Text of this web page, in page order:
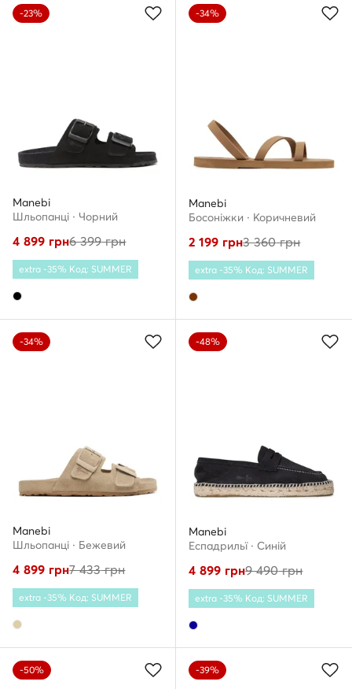
-23%
Manebi
Шльопанці · Чорний
4 899 грн6 399грн
extra -35% Код: SUMMER
-34%
Manebi
Босоніжки · Коричневий
2 199 грн3 360грн
extra -35% Код: SUMMER
-34%
Manebi
Шльопанці · Бежевий
4 899 грн7 433грн
extra -35% Код: SUMMER
-48%
Manebi
Еспадрильї · Cиній
4 899 грн9 490грн
extra -35% Код: SUMMER
-50% -39%